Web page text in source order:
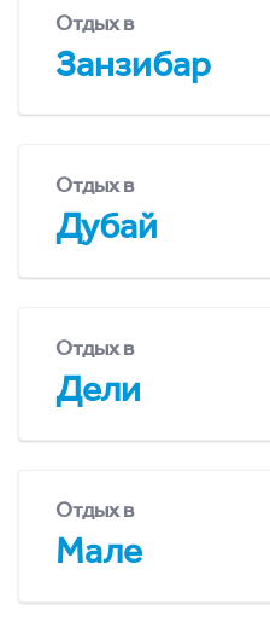
Отдых в
Занзибар
Отдых в
Дубай
Отдых в
Дели
Отдых в
Мале